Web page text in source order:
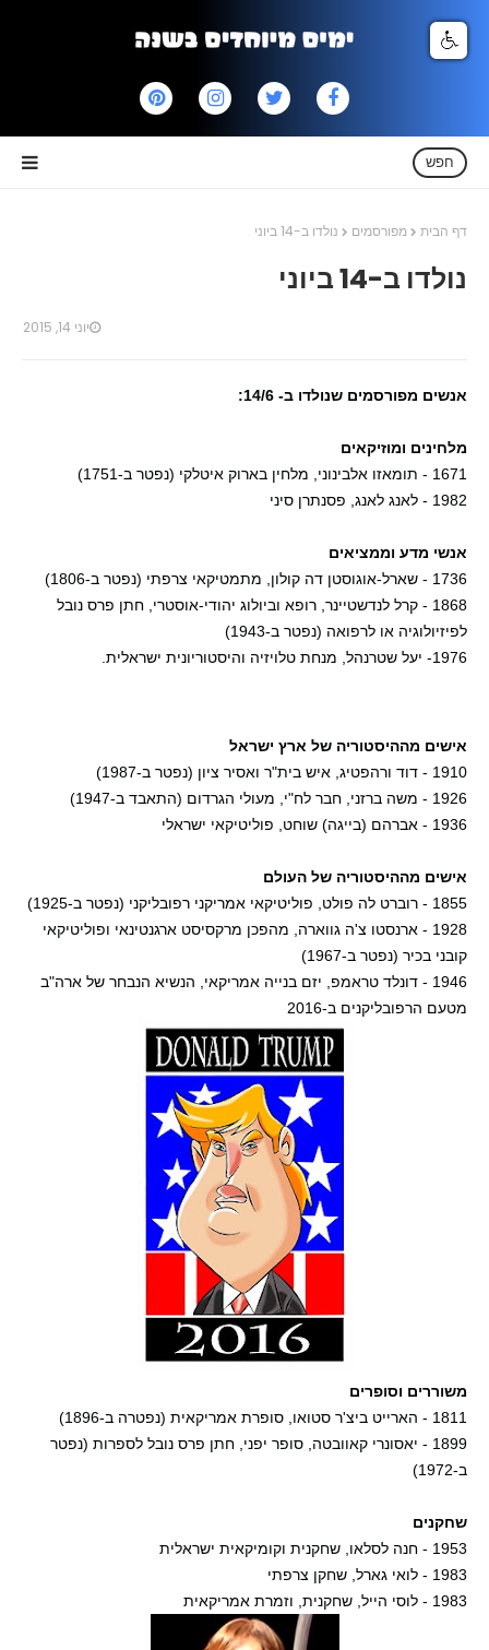
חפש
דף הבית מפורסמים נולדו ב-14 ביוני
נולדו ב-14 ביוני
יוני 14, 2015
אנשים מפורסמים שנולדו ב- 14/6:
מלחינים ומוזיקאים
1671 - תומאזו אלבינוני, מלחין בארוק איטלקי (נפטר ב-1751)
1982 - לאנג לאנג, פסנתרן סיני
אנשי מדע וממציאים
1736 - שארל-אוגוסטן דה קולון, מתמטיקאי צרפתי (נפטר ב-1806)
1868 - קרל לנדשטיינר, רופא וביולוג יהודי-אוסטרי, חתן פרס נובל
לפיזיולוגיה או לרפואה (נפטר ב-1943)
1976- יעל שטרנהל, מנחת טלויזיה והיסטוריונית ישראלית.
אישים מההיסטוריה של ארץ ישראל
1910 - דוד ורהפטיג, איש בית"ר ואסיר ציון (נפטר ב-1987)
1926 - משה ברזני, חבר לח"י, מעולי הגרדום (התאבד ב-1947)
1936 - אברהם (בייגה) שוחט, פוליטיקאי ישראלי
אישים מההיסטוריה של העולם
1855 - רוברט לה פולט, פוליטיקאי אמריקני רפובליקני (נפטר ב-1925)
1928 - ארנסטו צ'ה גווארה, מהפכן מרקסיסט ארגנטינאי ופוליטיקאי
קובני בכיר (נפטר ב-1967)
1946 - דונלד טראמפ, יזם בנייה אמריקאי, הנשיא הנבחר של ארה"ב
מטעם הרפובליקנים ב-2016
משוררים וסופרים
1811 - הארייט ביצ'ר סטואו, סופרת אמריקאית (נפטרה ב-1896)
1899 - יאסונרי קאוובטה, סופר יפני, חתן פרס נובל לספרות (נפטר
ב-1972)
שחקנים
1953 - חנה לסלאו, שחקנית וקומיקאית ישראלית
1983 - לואי גארל, שחקן צרפתי
1983 - לוסי הייל, שחקנית, וזמרת אמריקאית